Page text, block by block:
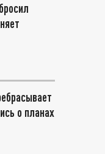
о планах